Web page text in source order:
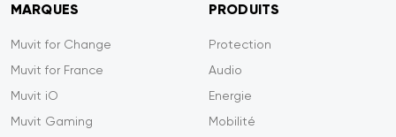
MARQUES
Muvit for Change
Muvit for France
Muvit iO
Muvit Gaming
PRODUITS
Protection
Audio
Energie
Mobilité